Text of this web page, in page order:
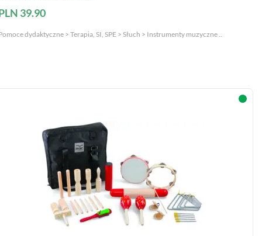
39.90
dydaktyczne > Terapia, SI, SPE > Słuch > Instrumenty muzyczne ..